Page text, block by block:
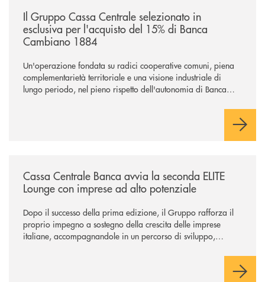
Il Gruppo Cassa Centrale selezionato in
esclusiva per l'acquisto del 15% di Banca
Cambiano 1884
Un'operazione fondata su radici cooperative comuni, piena
complementarietà territoriale e una visione industriale di
lungo periodo, nel pieno rispetto dell'autonomia di Banca
negoziazione esclusiva per la finalizzazione dell’operazione.
Cassa Centrale Banca avvia la seconda ELITE
Lounge con imprese ad alto potenziale
Dopo il successo della prima edizione, il Gruppo rafforza il
proprio impegno a sostegno della crescita delle imprese
italiane, accompagnandole in un percorso di sviluppo,